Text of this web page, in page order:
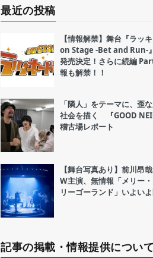
最近の投稿
【情報解禁】舞台『ラッ
on Stage -Bet and Run-
発売決定！さらに続編
報も解禁！！
「隣人」をテーマに、歪
社会を描く 『GOOD
稽古場レポート
【舞台写真あり】前川昂
W主演、無情報「メリー
リーゴーランド」いよいよ
記事の掲載・情報提供について